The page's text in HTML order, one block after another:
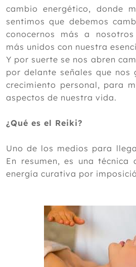
2023
2022
2021
2020
2019
2018
2017
2015
2014
Octubre
Septiembre
Agosto
Julio
cambio energético, donde
sentimos que debemos
conocernos más a
más unidos con nuestra
Y por suerte se nos abren
por delante señales que nos
crecimiento personal, para
aspectos de nuestra vida.
¿Qué es el Reiki?
Uno de los medios para
En resumen, es una técnica
energía curativa por